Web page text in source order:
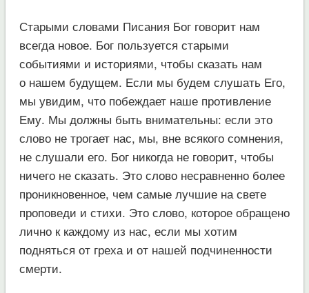
Старыми словами Писания Бог говорит нам
всегда новое. Бог пользуется старыми
событиями и историями, чтобы сказать нам
о нашем будущем. Если мы будем слушать Его,
мы увидим, что побеждает наше противление
Ему. Мы должны быть внимательны: если это
слово не трогает нас, мы, вне всякого сомнения,
не слушали его. Бог никогда не говорит, чтобы
ничего не сказать. Это слово несравненно более
проникновенное, чем самые лучшие на свете
проповеди и стихи. Это слово, которое обращено
лично к каждому из нас, если мы хотим
подняться от греха и от нашей подчиненности
смерти.